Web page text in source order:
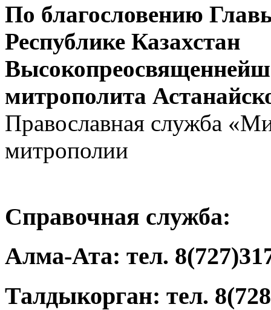
По благословению
Республике Казахстан
митрополита
Православная служба
митрополии
Справочная служба:
Алма-Ата: тел.
Талдыкорган: тел.